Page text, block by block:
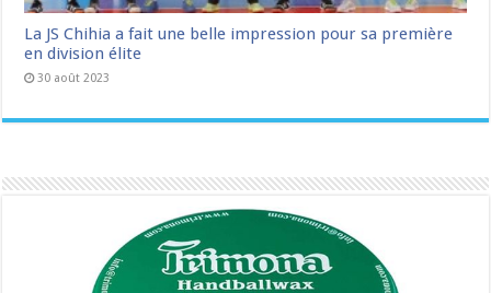
La JS Chihia a fait une belle impression pour sa première
en division élite
30 août 2023